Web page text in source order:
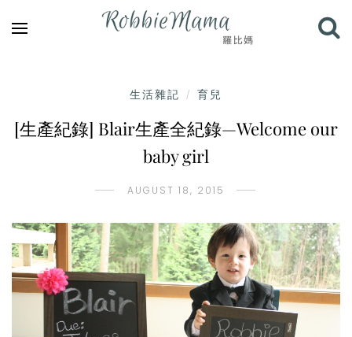
生活雜記 / 育兒
[生產紀錄] Blair生產全紀錄—Welcome our
baby girl
AUGUST 18, 2015